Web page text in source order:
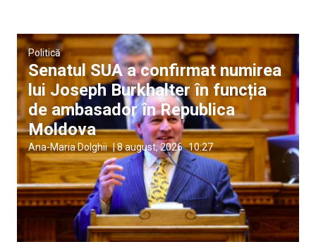
Politică
Senatul SUA a confirmat numirea
lui Joseph Burkhalter în funcția
de ambasador în Republica
Moldova
Ana-Maria Dolghii |8 august, 2026 10:27